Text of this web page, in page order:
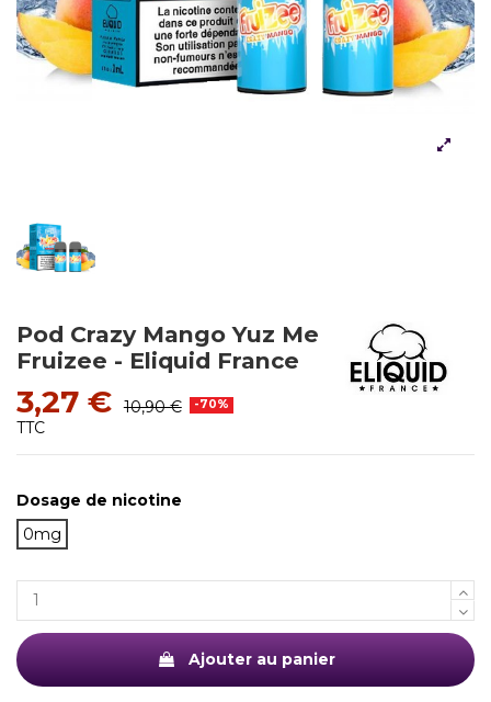
Pod Crazy Mango Yuz Me
Fruizee - Eliquid France
3,27 € 10,90 € -70%
TTC
Dosage de nicotine
0mg
Ajouter au panier